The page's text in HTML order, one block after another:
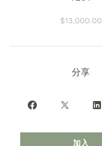
$13,000.00
分享
加入